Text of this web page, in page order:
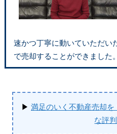
速かつ丁寧に動いていただい
で売却することができました。
▶ 満足のいく不動産売却
な評